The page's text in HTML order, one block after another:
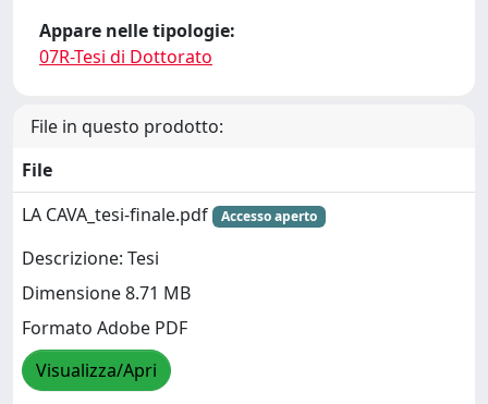
Appare nelle tipologie:
07R-Tesi di Dottorato
File in questo prodotto:
File
LA CAVA_tesi-finale.pdf
Accesso aperto
Descrizione: Tesi
Dimensione 8.71 MB
Formato Adobe PDF
Visualizza/Apri